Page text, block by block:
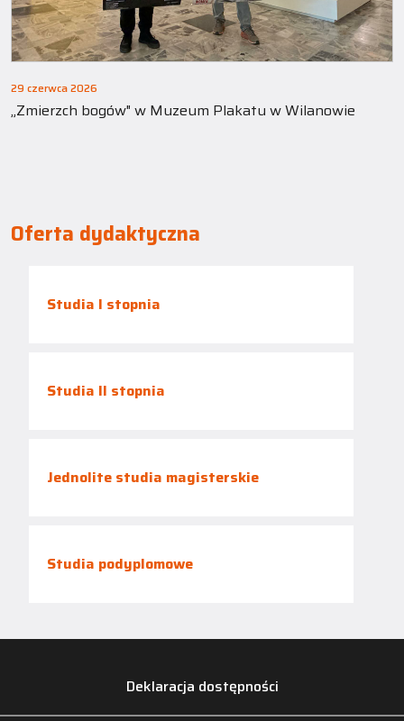
29 czerwca 2026
„Zmierzch bogów" w Muzeum Plakatu w Wilanowie
Oferta dydaktyczna
Studia I stopnia
Studia II stopnia
Jednolite studia magisterskie
Studia podyplomowe
Deklaracja dostępności